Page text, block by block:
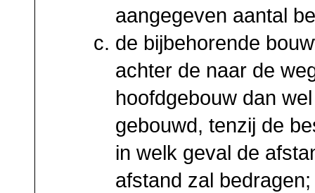
aangegeven aantal
de bijbehorende
achter de naar de
hoofdgebouw dan
gebouwd, tenzij de
in welk geval de
afstand zal bedragen;